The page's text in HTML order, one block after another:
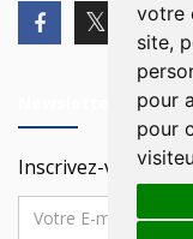
votre
site,
pour
pour
Inscrivez-vous à